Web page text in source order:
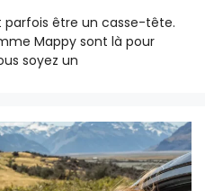
parfois être un casse-tête.
Mappy sont là pour
soyez un